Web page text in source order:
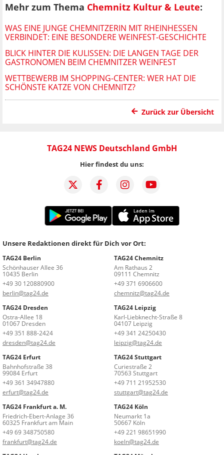
Mehr zum Thema Chemnitz Kultur & Leute:
WAS EINE JUNGE CHEMNITZERIN MIT RHEINHESSEN
VERBINDET: EINE BESONDERE WEINFEST-GESCHICHTE
BLICK HINTER DIE KULISSEN: DIE LANGEN TAGE DER
GASTRONOMEN BEIM CHEMNITZER WEINFEST
WETTBEWERB IM SHOPPING-CENTER: WER HAT DIE
SCHÖNSTE KATZE VON CHEMNITZ?
Zurück zur Übersicht
TAG24 NEWS Deutschland GmbH
Hier findest du uns:
Unsere Redaktionen direkt für Dich vor Ort:
TAG24 Berlin
Schönhauser Allee 36
10435 Berlin
+49 30 120880900
berlin@tag24.de
TAG24 Chemnitz
Am Rathaus 2
09111 Chemnitz
+49 371 6906600
chemnitz@tag24.de
TAG24 Dresden
Ostra-Allee 18
01067 Dresden
+49 351 888-2424
dresden@tag24.de
TAG24 Leipzig
Karl-Liebknecht-Straße 8
04107 Leipzig
+49 341 24250430
leipzig@tag24.de
TAG24 Erfurt
Bahnhofstraße 38
99084 Erfurt
+49 361 34947880
erfurt@tag24.de
TAG24 Stuttgart
Curiestraße 2
70563 Stuttgart
+49 711 21952530
stuttgart@tag24.de
TAG24 Frankfurt a. M.
Friedrich-Ebert-Anlage 36
60325 Frankfurt am Main
+49 69 348750580
frankfurt@tag24.de
TAG24 Köln
Neumarkt 1a
50667 Köln
+49 221 98651990
koeln@tag24.de